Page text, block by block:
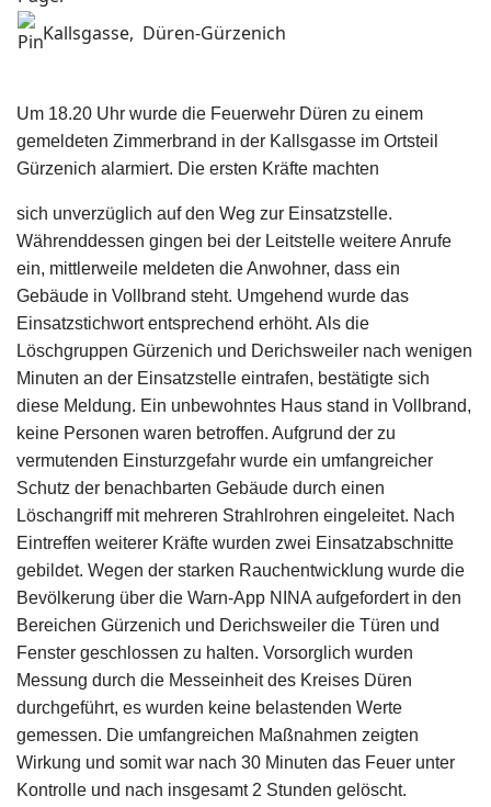
Kallsgasse, Düren-Gürzenich
Um 18.20 Uhr wurde die Feuerwehr Düren zu einem
gemeldeten Zimmerbrand in der Kallsgasse im Ortsteil
Gürzenich alarmiert. Die ersten Kräfte machten
sich unverzüglich auf den Weg zur Einsatzstelle.
Währenddessen gingen bei der Leitstelle weitere Anrufe
ein, mittlerweile meldeten die Anwohner, dass ein
Gebäude in Vollbrand steht. Umgehend wurde das
Einsatzstichwort entsprechend erhöht. Als die
Löschgruppen Gürzenich und Derichsweiler nach wenigen
Minuten an der Einsatzstelle eintrafen, bestätigte sich
diese Meldung. Ein unbewohntes Haus stand in Vollbrand,
keine Personen waren betroffen. Aufgrund der zu
vermutenden Einsturzgefahr wurde ein umfangreicher
Schutz der benachbarten Gebäude durch einen
Löschangriff mit mehreren Strahlrohren eingeleitet. Nach
Eintreffen weiterer Kräfte wurden zwei Einsatzabschnitte
gebildet. Wegen der starken Rauchentwicklung wurde die
Bevölkerung über die Warn-App NINA aufgefordert in den
Bereichen Gürzenich und Derichsweiler die Türen und
Fenster geschlossen zu halten. Vorsorglich wurden
Messung durch die Messeinheit des Kreises Düren
durchgeführt, es wurden keine belastenden Werte
gemessen. Die umfangreichen Maßnahmen zeigten
Wirkung und somit war nach 30 Minuten das Feuer unter
Kontrolle und nach insgesamt 2 Stunden gelöscht.